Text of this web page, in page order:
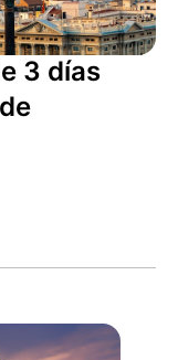
3 días